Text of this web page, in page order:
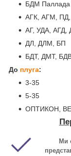
БДМ Паллада
АГК, АГМ,
АГ, УДА, АГД,
ДЛ, ДЛМ, БП
БДТ, ДМТ,
До плуга:
3-35
5-35
ОПТИКОН,
Ми